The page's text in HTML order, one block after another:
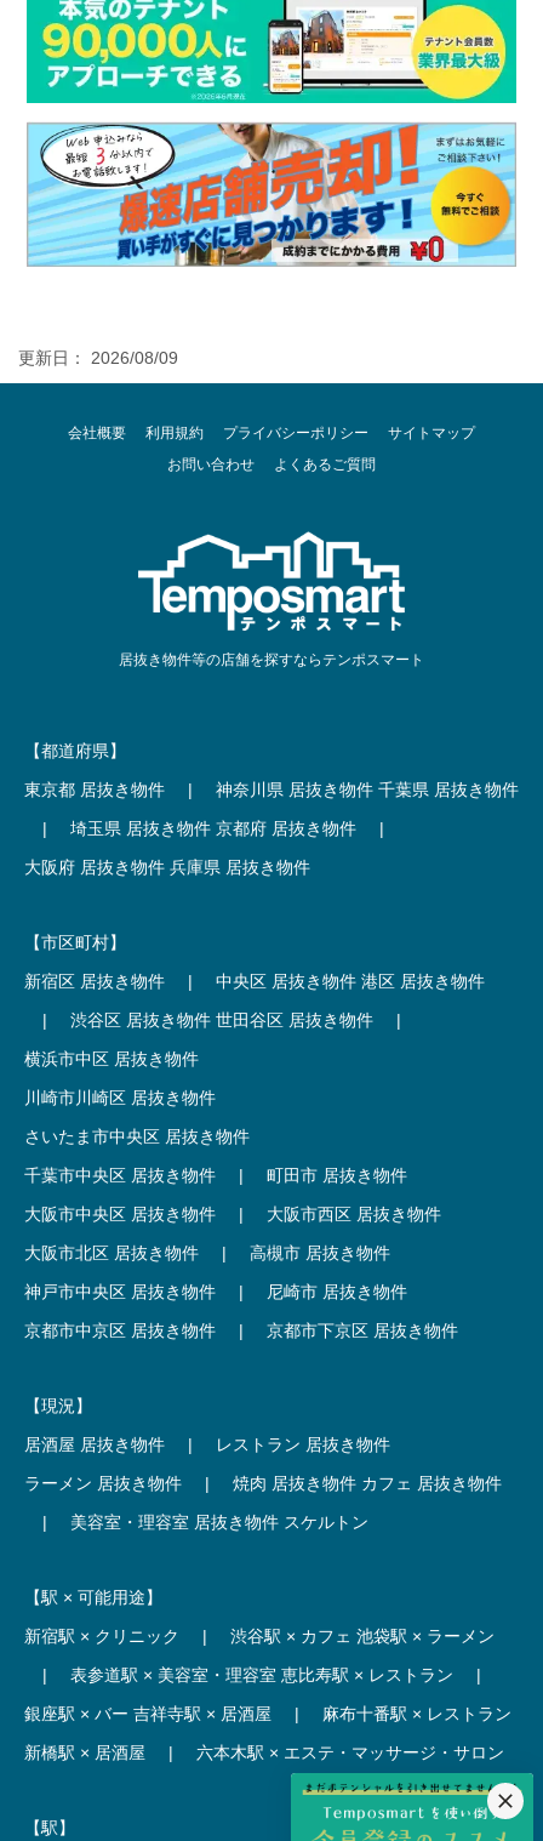
更新日： 2026/08/09
会社概要 利用規約 プライバシーポリシー
サイトマップ
お問い合わせ
よくあるご質問
居抜き物件等の店舗を探すならテンポスマート
【都道府県】
東京都 居抜き物件
| 神奈川県 居抜き物件 千葉県 居抜き物件
|
埼玉県 居抜き物件 京都府 居抜き物件
|
大阪府 居抜き物件 兵庫県 居抜き物件
【市区町村】
新宿区 居抜き物件
| 中央区 居抜き物件 港区 居抜き物件
|
渋谷区 居抜き物件 世田谷区 居抜き物件
|
横浜市中区 居抜き物件
川崎市川崎区 居抜き物件
さいたま市中央区 居抜き物件
千葉市中央区 居抜き物件
|
町田市 居抜き物件
大阪市中央区 居抜き物件
|
大阪市西区 居抜き物件
大阪市北区 居抜き物件
|
高槻市 居抜き物件
神戸市中央区 居抜き物件
|
尼崎市 居抜き物件
京都市中京区 居抜き物件
| 京都市下京区 居抜き物件
【現況】
居酒屋 居抜き物件
|
レストラン 居抜き物件
ラーメン 居抜き物件
| 焼肉 居抜き物件 カフェ 居抜き物件
|
美容室・理容室 居抜き物件 スケルトン
【駅 × 可能用途】
新宿駅 × クリニック
| 渋谷駅 × カフェ 池袋駅 × ラーメン
|
表参道駅 × 美容室・理容室 恵比寿駅 × レストラン
|
銀座駅 × バー 吉祥寺駅 × 居酒屋 |
麻布十番駅 × レストラン
新橋駅 × 居酒屋
| 六本木駅 × エステ・マッサージ・サロン
【駅】